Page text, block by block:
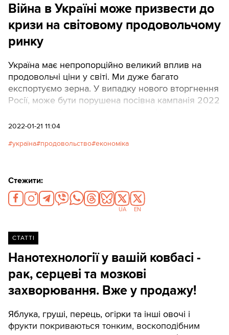
Війна в Україні може призвести до
кризи на світовому продовольчому
ринку
Україна має непропорційно великий вплив на
продовольчі ціни у світі. Ми дуже багато
експортуємо зерна. У випадку нового вторгнення
Росії, може бути порушена посівна кампанія 2022
суттєве підвищення цін на харчі у світі, що й так
2022-01-21 11:04
україна продовольство економіка
Стежити:
UA EN
СТАТТІ
Нанотехнології у вашій ковбасі -
рак, серцеві та мозкові
захворювання. Вже у продажу!
Яблука, груші, перець, огірки та інші овочі і
фрукти покриваються тонким, воскоподібним